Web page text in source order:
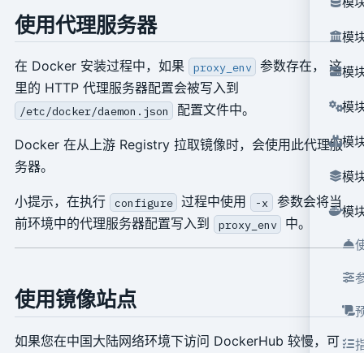
模
模
模
模
模
模
使用代理服务器
在 Docker 安装过程中，如果 proxy_env
参数存在， 这
里的 HTTP 代理服务器配置会被写入到
/etc/docker/daemon.json 配置文件中。
Docker 在从上游 Registry 拉取镜像时，会使用此代理服
务器。
小提示，在执行 configure 过程中使用 -x
参数会将当
前环境中的代理服务器配置写入到
proxy_env 中。
使用镜像站点
如果您在中国大陆网络环境下访问 DockerHub 较慢，可